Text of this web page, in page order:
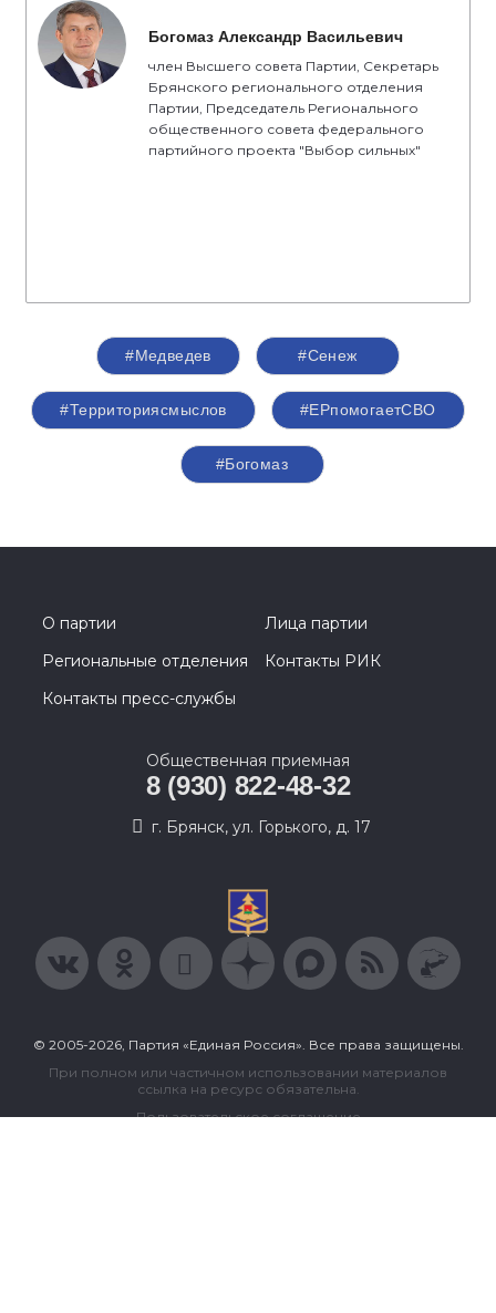
Богомаз Александр Васильевич
член Высшего совета Партии, Секретарь
Брянского регионального отделения
Партии, Председатель Регионального
общественного совета федерального
партийного проекта "Выбор сильных"
#Медведев #Сенеж
#Территориясмыслов #ЕРпомогаетСВО
#Богомаз
О партии
Лица партии
Региональные отделения
Контакты РИК
Контакты пресс-службы
Общественная приемная
8 (930) 822-48-32
г. Брянск, ул. Горького, д. 17
© 2005-2026, Партия «Единая Россия». Все права защищены.
При полном или частичном использовании материалов
ссылка на ресурс обязательна.
Пользовательское соглашение